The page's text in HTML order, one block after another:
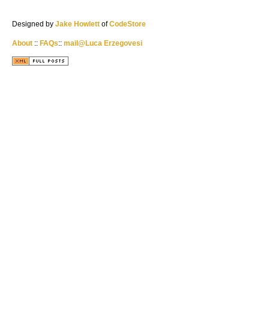
Designed by Jake Howlett ofCodeStore
About :: FAQs:: mail@Luca Erzegovesi